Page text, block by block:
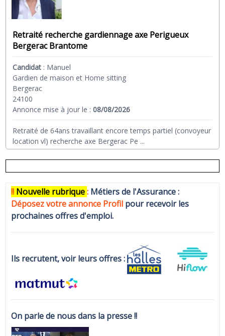
Retraité recherche gardiennage axe Perigueux
Bergerac Brantome
Candidat : Manuel
Gardien de maison et Home sitting
Bergerac
24100
Annonce mise à jour le :08/08/2026
Retraité de 64ans travaillant encore temps partiel (convoyeur
location vl) recherche axe Bergerac Pe ...
!! Nouvelle rubrique: Métiers de l'Assurance :
Déposez votre annonce Profil pour recevoir les
prochaines offres d'emploi.
Ils recrutent, voir leurs offres :
On parle de nous dans la presse !!